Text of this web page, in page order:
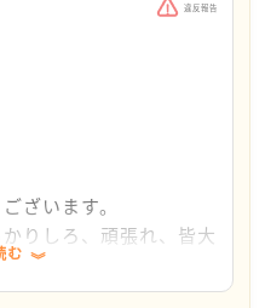
たら、心が疲弊してし
らとさんは「バカだっ
しい方だからこそ、相
分」を責める時期ではな
いた自分」を休ませる
違反報告
ざいます。
りしろ、頑張れ、皆大
くらでもある、と言わ
訳なさに追い詰められ
む